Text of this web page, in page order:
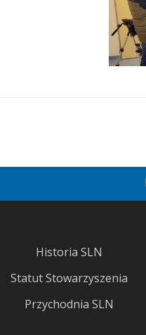
Historia SLN
Statut Stowarzyszenia
Przychodnia SLN